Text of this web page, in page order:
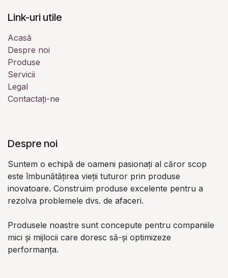
Link-uri utile
Acasă
Despre noi
Produse
Servicii
Legal
Contactați-ne
Despre noi
Suntem o echipă de oameni pasionați al căror scop
este îmbunătățirea vieții tuturor prin produse
inovatoare. Construim produse excelente pentru a
rezolva problemele dvs. de afaceri.
Produsele noastre sunt concepute pentru companiile
mici și mijlocii care doresc să-și optimizeze
performanța.